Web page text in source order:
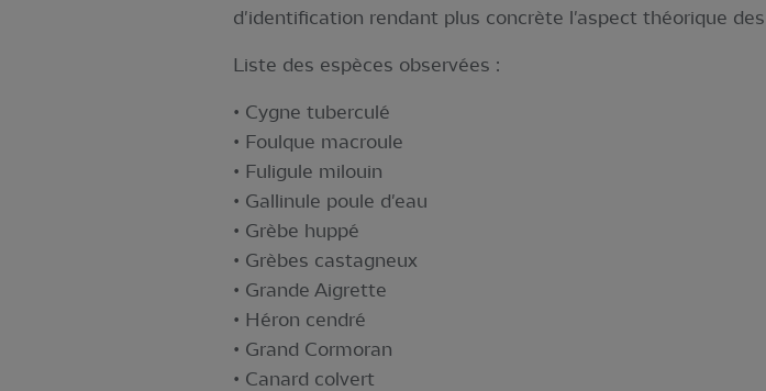
d'identification rendant plus concrète l'aspect théorique
Liste des espèces observées :
• Cygne tuberculé
• Foulque macroule
• Fuligule milouin
• Gallinule poule d'eau
• Grèbe huppé
• Grèbes castagneux
• Grande Aigrette
• Héron cendré
• Grand Cormoran
• Canard colvert